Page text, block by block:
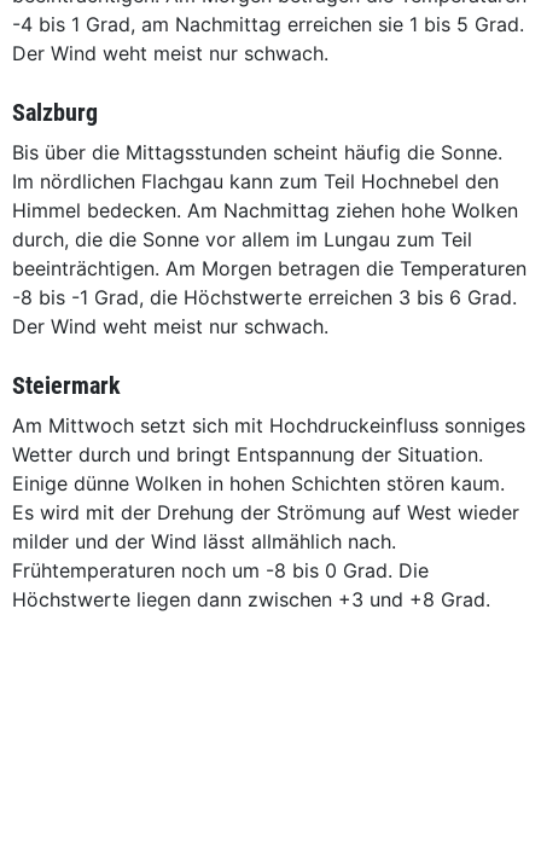
-4 bis 1 Grad, am Nachmittag erreichen sie 1 bis 5 Grad.
Der Wind weht meist nur schwach.
Salzburg
Bis über die Mittagsstunden scheint häufig die Sonne.
Im nördlichen Flachgau kann zum Teil Hochnebel den
Himmel bedecken. Am Nachmittag ziehen hohe Wolken
durch, die die Sonne vor allem im Lungau zum Teil
beeinträchtigen. Am Morgen betragen die Temperaturen
-8 bis -1 Grad, die Höchstwerte erreichen 3 bis 6 Grad.
Der Wind weht meist nur schwach.
Steiermark
Am Mittwoch setzt sich mit Hochdruckeinfluss sonniges
Wetter durch und bringt Entspannung der Situation.
Einige dünne Wolken in hohen Schichten stören kaum.
Es wird mit der Drehung der Strömung auf West wieder
milder und der Wind lässt allmählich nach.
Frühtemperaturen noch um -8 bis 0 Grad. Die
Höchstwerte liegen dann zwischen +3 und +8 Grad.